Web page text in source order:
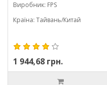
Виробник: FPS
Країна: Тайвань/Китай
1 944,68 грн.